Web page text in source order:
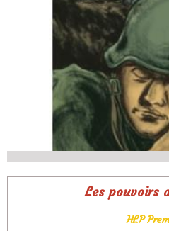
Les pouvoirs
HLP